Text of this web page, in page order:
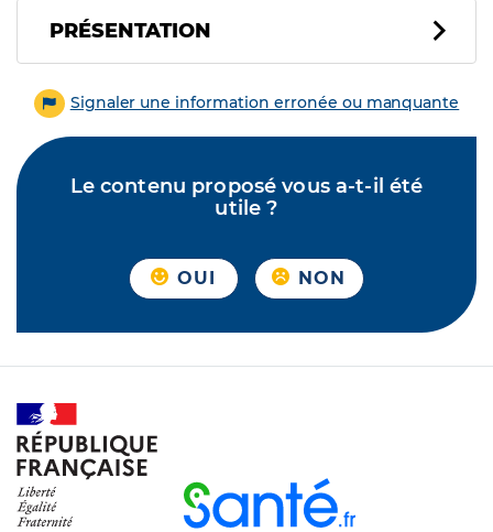
PRÉSENTATION
Signaler une information erronée ou manquante
Le contenu proposé vous a-t-il été
utile ?
OUI NON